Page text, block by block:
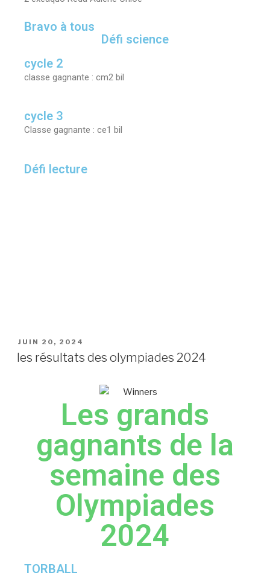
Bravo à tous
Défi science
cycle 2
classe gagnante : cm2 bil
cycle 3
Classe gagnante : ce1 bil
Défi lecture
JUIN 20, 2024
les résultats des olympiades 2024
Les grands
gagnants de la
semaine des
Olympiades
2024
TORBALL